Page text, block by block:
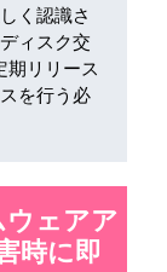
く認識さ
ィスク交
期リリース
を行う必
ウェアア
時に即